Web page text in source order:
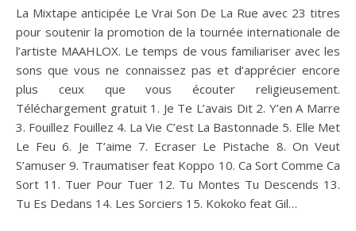
La Mixtape anticipée Le Vrai Son De La Rue avec 23 titres
pour soutenir la promotion de la tournée internationale de
l’artiste MAAHLOX. Le temps de vous familiariser avec les
sons que vous ne connaissez pas et d’apprécier encore
plus ceux que vous écouter religieusement.
Téléchargement gratuit 1. Je Te L’avais Dit 2. Y’en A Marre
3. Fouillez Fouillez 4. La Vie C’est La Bastonnade 5. Elle Met
Le Feu 6. Je T’aime 7. Ecraser Le Pistache 8. On Veut
S’amuser 9. Traumatiser feat Koppo 10. Ca Sort Comme Ca
Sort 11. Tuer Pour Tuer 12. Tu Montes Tu Descends 13.
Tu Es Dedans 14. Les Sorciers 15. Kokoko feat Gil…